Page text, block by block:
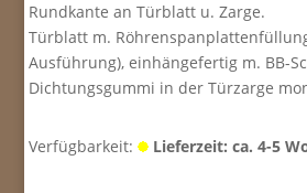
Rundkante an Türblatt u. Zarge.
Türblatt m.
Ausführung), einhängefertig m. BB-
Dichtungsgummi in der Türzarge
Verfügbarkeit: Lieferzeit: ca. 4-5